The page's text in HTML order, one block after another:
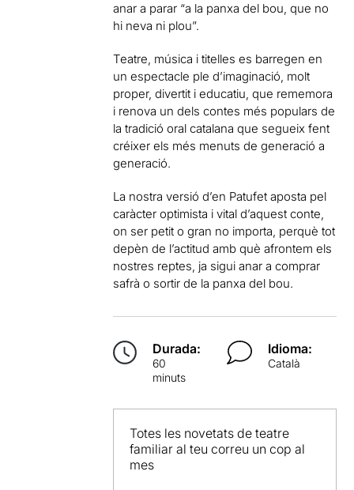
anar a parar “a la panxa del bou, que no
hi neva ni plou”.
Teatre, música i titelles es barregen en
un espectacle ple d’imaginació, molt
proper, divertit i educatiu, que rememora
i renova un dels contes més populars de
la tradició oral catalana que segueix fent
créixer els més menuts de generació a
generació.
La nostra versió d’en Patufet aposta pel
caràcter optimista i vital d’aquest conte,
on ser petit o gran no importa, perquè tot
depèn de l’actitud amb què afrontem els
nostres reptes, ja sigui anar a comprar
safrà o sortir de la panxa del bou.
Durada:
60
minuts
Idioma:
Català
Totes les novetats de teatre
familiar al teu correu un cop al
mes